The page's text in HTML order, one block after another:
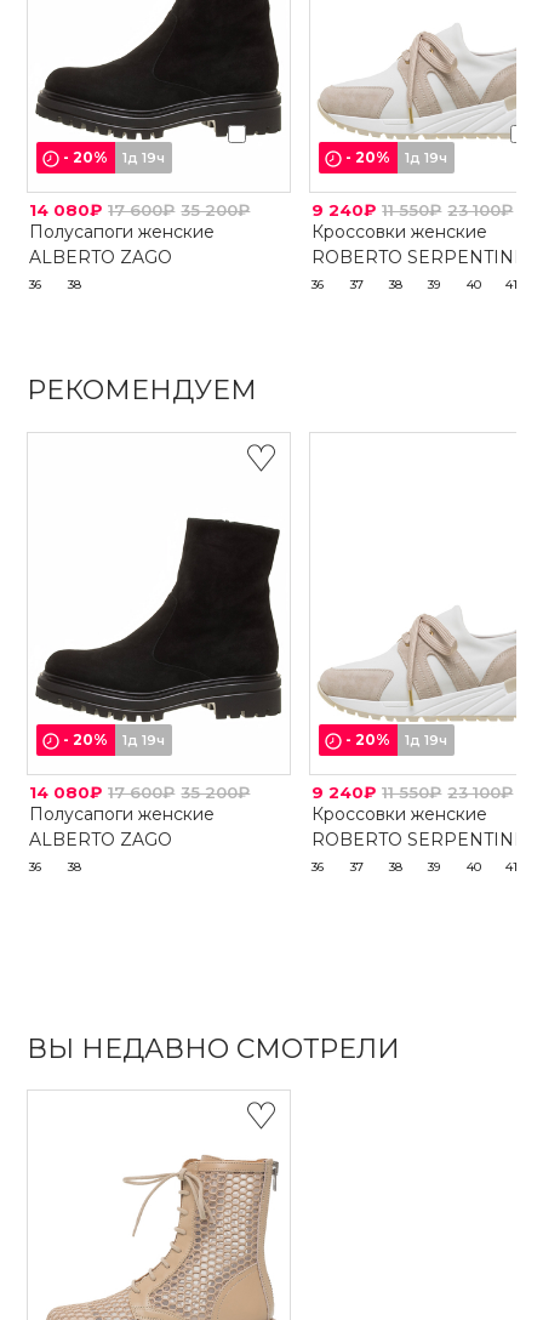
-20% 1д 19ч
14 080₽ 17 600₽ 35 200₽
Полусапоги женские
ALBERTO ZAGO
36 38
-20% 1д 19ч
9 240₽ 11 550₽ 23 100₽
Кроссовки женские
ROBERTO SERPENTINI
36 37 38 39 40 41
РЕКОМЕНДУЕМ
-20% 1д 19ч
14 080₽ 17 600₽ 35 200₽
Полусапоги женские
ALBERTO ZAGO
36 38
-20% 1д 19ч
9 240₽ 11 550₽ 23 100₽
Кроссовки женские
ROBERTO SERPENTINI
36 37 38 39 40 41
ВЫ НЕДАВНО СМОТРЕЛИ